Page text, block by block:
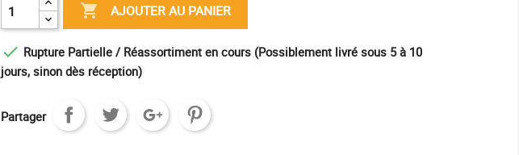
 AJOUTER AU PANIER
 Rupture Partielle / Réassortiment en cours (Possiblement livré sous 5 à 10
jours, sinon dès réception)
Partager